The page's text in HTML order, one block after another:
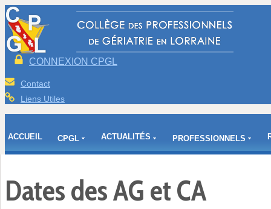
CONNEXION CPGL
Contact
Liens Utiles
ACCUEIL CPGL ACTUALITÉS PROFESSIONNELS
Dates des AG et CA